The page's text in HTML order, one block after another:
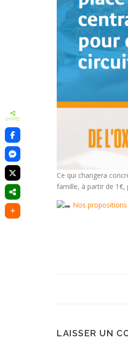
Ce qui changera
famille, à partir de 1€,
Nos propositions
LAISSER UN
SHARES